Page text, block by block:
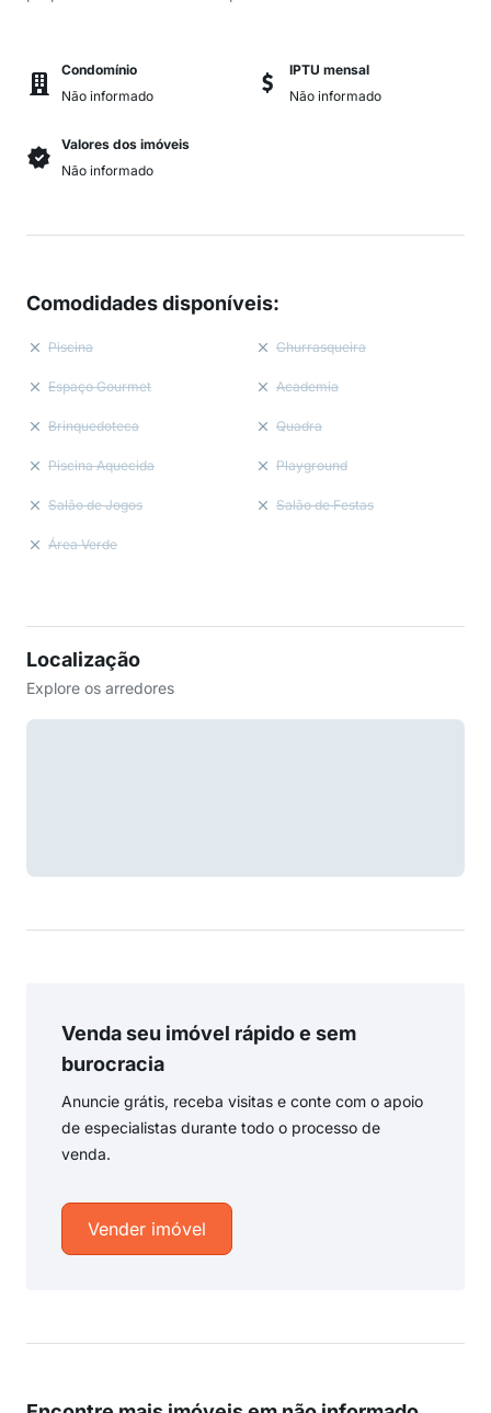
Condomínio
Não informado
IPTU mensal
Não informado
Valores dos imóveis
Não informado
Comodidades disponíveis:
Piscina Churrasqueira
Espaço Gourmet Academia
Brinquedoteca Quadra
Piscina Aquecida Playground
Salão de Jogos Salão de Festas
Área Verde
Localização
Explore os arredores
Venda seu imóvel rápido e sem
burocracia
Anuncie grátis, receba visitas e conte com o apoio
de especialistas durante todo o processo de
venda.
Vender imóvel